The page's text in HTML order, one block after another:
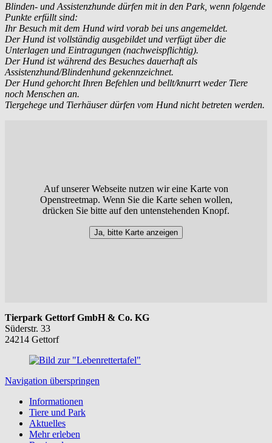
Blinden- und Assistenzhunde dürfen mit in den Park, wenn folgende
Punkte erfüllt sind:
Ihr Besuch mit dem Hund wird vorab bei uns angemeldet.
Der Hund ist vollständig ausgebildet und verfügt über die
Unterlagen und Eintragungen (nachweispflichtig).
Der Hund ist während des Besuches dauerhaft als
Assistenzhund/Blindenhund gekennzeichnet.
Der Hund gehorcht Ihren Befehlen und bellt/knurrt weder Tiere
noch Menschen an.
Tiergehege und Tierhäuser dürfen vom Hund nicht betreten werden.
Auf unserer Webseite nutzen wir eine Karte von
Openstreetmap. Wenn Sie die Karte sehen wollen,
drücken Sie bitte auf den untenstehenden Knopf.
Ja, bitte Karte anzeigen
Tierpark Gettorf GmbH & Co. KG
Süderstr. 33
24214 Gettorf
Navigation überspringen
Informationen
Tiere und Park
Aktuelles
Mehr erleben